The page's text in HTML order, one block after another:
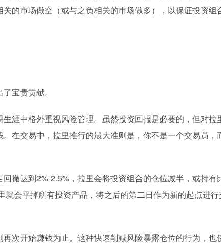
的市场做空（或与之负相关的市场做多），以保证投资组
宝贵贡献。
涯中格外重视风险管理。虽然投资回报是必要的，但对拉
在交易中，拉里推行的最大准则是，你不是一个交易员，
撤达到2%-2.5%，拉里会将投资组合的仓位减半，或持有
会平掉所有投资产品，将之后的第二日作为新的起点进行
次开始赚钱为止。这种快速削减风险暴露仓位的行为，也